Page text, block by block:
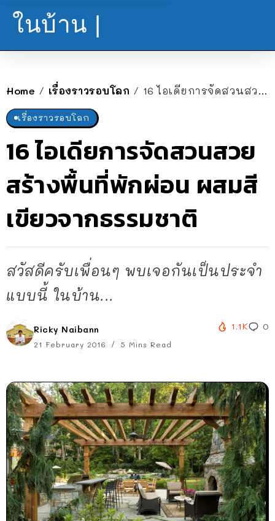
ในบ้าน |
Home / เรื่องราวรอบโลก / 16 ไอเดียการจัดสวนสวย สร้างพื้นที่พักผ่อน ผสมสีเขียวจากธรรมชาติ
เรื่องราวรอบโลก
16 ไอเดียการจัดสวนสวย
สร้างพื้นที่พักผ่อน ผสมสี
เขียวจากธรรมชาติ
สวัสดีครับเพื่อนๆ พบเจอกันเป็นประจำ
แบบนี้ ในบ้าน...
Ricky Naibann
21 February 2016 5 Mins Read
1.1K 0